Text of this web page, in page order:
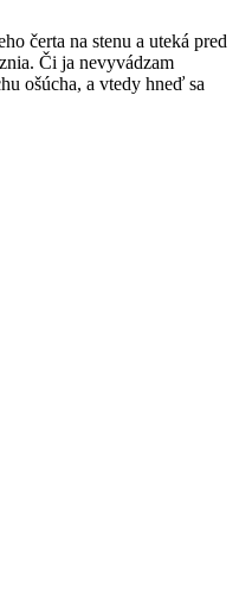
čerta na stenu a uteká pred
Či ja nevyvádzam
ošúcha, a vtedy hneď sa